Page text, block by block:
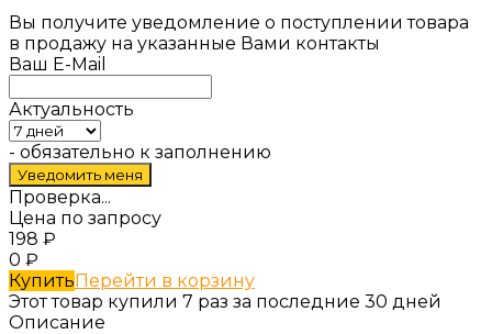
Вы получите уведомление о поступлении товара
в продажу на указанные Вами контакты
Ваш E-Mail
Актуальность
- обязательно к заполнению
Проверка...
Цена по запросу
198 ₽
0 ₽
КупитьПерейти в корзину
Этот товар купили 7 раз за последние 30 дней
Описание